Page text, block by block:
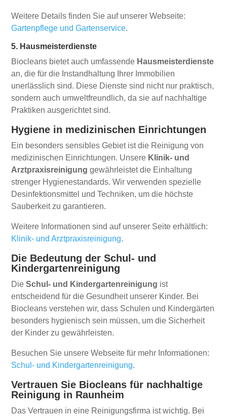
Weitere Details finden Sie auf unserer Webseite:
Gartenpflege und Gartenservice.
5. Hausmeisterdienste
Biocleans bietet auch umfassende Hausmeisterdienste
an, die für die Instandhaltung Ihrer Immobilien
unerlässlich sind. Diese Dienste sind nicht nur praktisch,
sondern auch umweltfreundlich, da sie auf nachhaltige
Praktiken ausgerichtet sind.
Hygiene in medizinischen Einrichtungen
Ein besonders sensibles Gebiet ist die Reinigung von
medizinischen Einrichtungen. Unsere Klinik- und
Arztpraxisreinigung gewährleistet die Einhaltung
strenger Hygienestandards. Wir verwenden spezielle
Desinfektionsmittel und Techniken, um die höchste
Sauberkeit zu garantieren.
Weitere Informationen sind auf unserer Seite erhältlich:
Klinik- und Arztpraxisreinigung.
Die Bedeutung der Schul- und
Kindergartenreinigung
DieSchul- und Kindergartenreinigung ist
entscheidend für die Gesundheit unserer Kinder. Bei
Biocleans verstehen wir, dass Schulen und Kindergärten
besonders hygienisch sein müssen, um die Sicherheit
der Kinder zu gewährleisten.
Besuchen Sie unsere Webseite für mehr Informationen:
Schul- und Kindergartenreinigung.
Vertrauen Sie Biocleans für nachhaltige
Reinigung in Raunheim
Das Vertrauen in eine Reinigungsfirma ist wichtig. Bei